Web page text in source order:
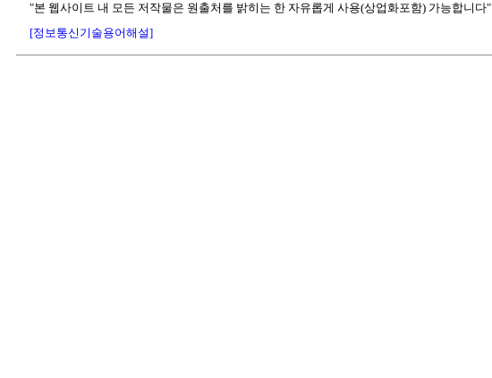
"본 웹사이트 내 모든 저작물은 원출처를 밝히는 한 자유롭게 사용(상업화포함) 가능합니다"
[정보통신기술용어해설]